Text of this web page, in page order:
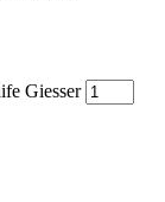
Giesser